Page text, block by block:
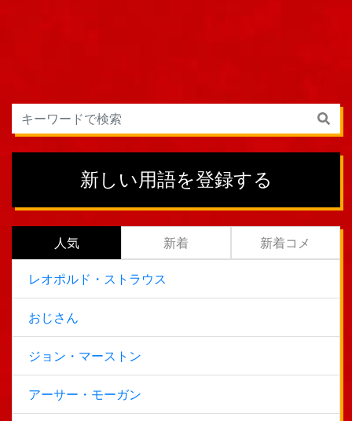
新しい用語を登録する
人気 新着 新着コメ
レオポルド・ストラウス
おじさん
ジョン・マーストン
アーサー・モーガン